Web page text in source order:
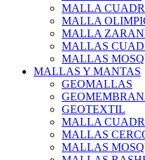
MALLA
MALLA
MALLA
MALLAS
MALLAS
MALLAS Y MANTAS
GEOMALLAS
GEOTEXTIL
MALLA
MALLAS
MALLAS